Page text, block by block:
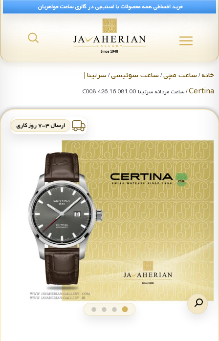
خرید اقساطی همه محصولات با اسنپ‌پی در گالری ساعت جواهریان.
خانه/ساعت مچی/ساعت سوئیسی/سرتینا |
Certina/ ساعت مردانه سرتینا C008.426.16.081.00
ارسال ۳-۷ روز کاری